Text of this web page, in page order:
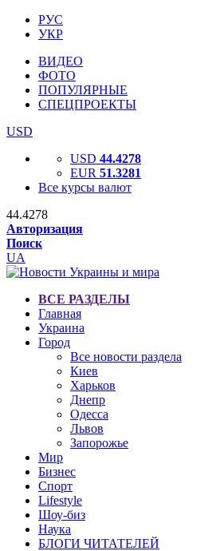
РУС
УКР
ВИДЕО
ФОТО
ПОПУЛЯРНЫЕ
СПЕЦПРОЕКТЫ
USD
USD 44.4278
EUR 51.3281
Все курсы валют
44.4278
Авторизация
Поиск
UA
ВСЕ РАЗДЕЛЫ
Главная
Украина
Город
Все новости раздела
Киев
Харьков
Днепр
Одесса
Львов
Запорожье
Мир
Бизнес
Спорт
Lifestyle
Шоу-биз
Наука
БЛОГИ ЧИТАТЕЛЕЙ